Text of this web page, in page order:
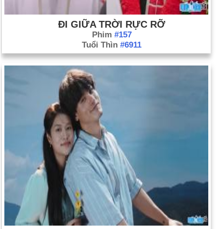
ĐI GIỮA TRỜI RỰC RỠ
Phim #157
Tuổi Thìn #6911